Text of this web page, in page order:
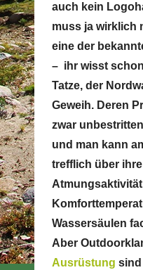
auch kein
muss ja wirklich
eine der
– ihr wisst
Tatze, der
Geweih. Deren
zwar
und man kann
trefflich über ihre
Wassersäulen
Aber
Ausrüstung sind